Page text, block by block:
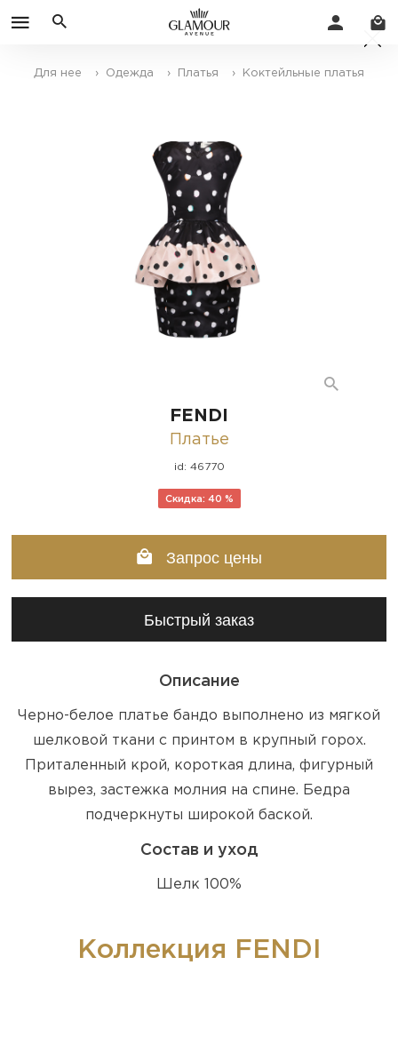
Для нее › Одежда › Платья › Коктейльные платья
FENDI
Платье
id: 46770
Скидка: 40 %
Запрос цены
Быстрый заказ
Описание
Черно-белое платье бандо выполнено из мягкой
шелковой ткани с принтом в крупный горох.
Приталенный крой, короткая длина, фигурный
вырез, застежка молния на спине. Бедра
подчеркнуты широкой баской.
Состав и уход
Шелк 100%
Коллекция FENDI